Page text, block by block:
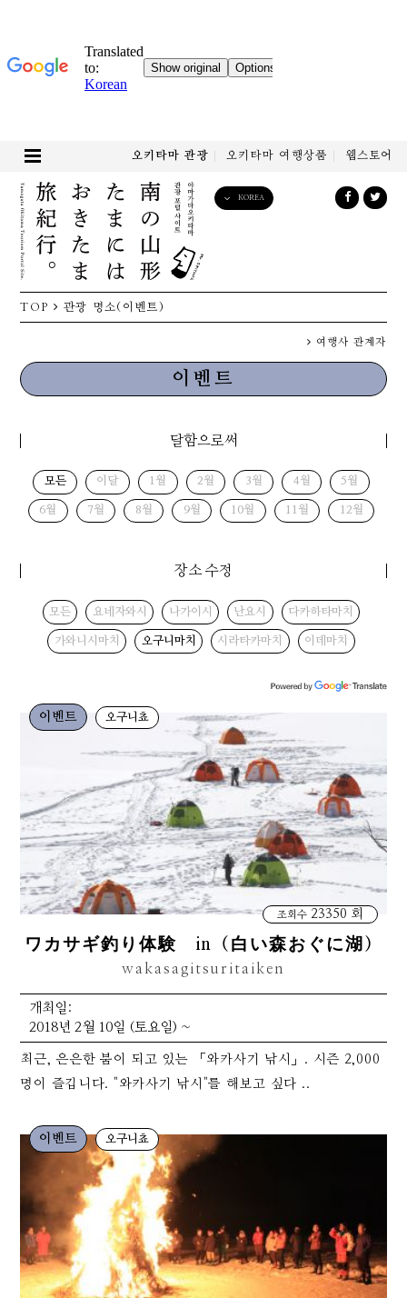
오키타마 관광 오키타마 여행상품 웹스토어
KOREA
TOP 관광 명소(이벤트)
여행사 관계자
이벤트
달함으로써
모든 이달 1월 2월 3월 4월 5월
6월 7월 8월 9월 10월 11월 12월
장소 수정
모든 요네자와시 나가이시 난요시 다카하타마치
가와니시마치 오구니마치 시라타카마치 이데마치
이벤트 오구니쵸
조회수23350 회
ワカサギ釣り体験 in（白い森おぐに湖）
wakasagitsuritaiken
개최일:
2018년 2월 10일 (토요일) ~
최근, 은은한 붐이 되고 있는 「와카사기 낚시」. 시즌 2,000
명이 즐깁니다. "와카사기 낚시"를 해보고 싶다 ..
이벤트 오구니쵸